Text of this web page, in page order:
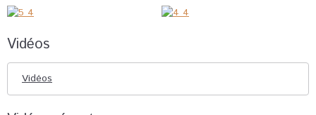
Vidéos
Vidéos